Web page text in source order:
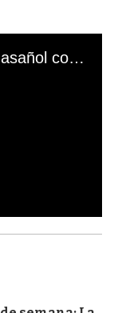
El mal momento de Yanina Gasañol con un hincha argentino en "Subrayado"